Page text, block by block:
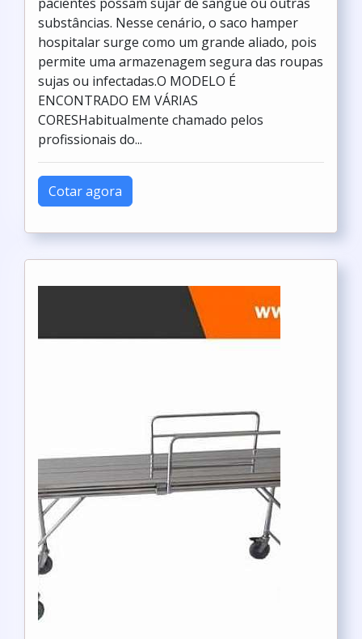
substâncias. Nesse cenário, o saco hamper
hospitalar surge como um grande aliado, pois
permite uma armazenagem segura das roupas
sujas ou infectadas.O MODELO É
ENCONTRADO EM VÁRIAS
CORESHabitualmente chamado pelos
profissionais do...
Cotar agora